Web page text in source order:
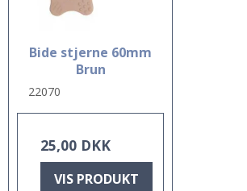
Bide stjerne 60mm
Brun
22070
25,00 DKK
VIS PRODUKT